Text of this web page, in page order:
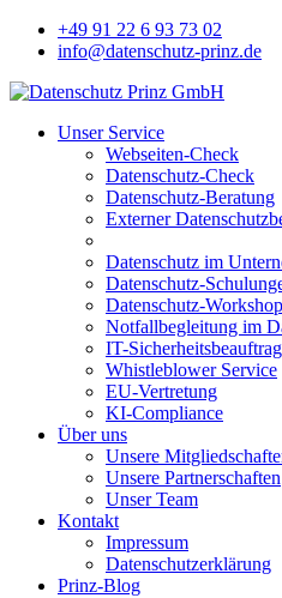
+49 91 22 6 93 73 02
info@datenschutz-prinz.de
Unser Service
Webseiten-Check
Datenschutz-Check
Datenschutz-Beratung
Externer
Datenschutz im
Datenschutz-
Datenschutz-
Notfallbegleitung im
IT-
Whistleblower Service
EU-Vertretung
KI-Compliance
Über uns
Unsere
Unsere Partnerschaften
Unser Team
Kontakt
Impressum
Datenschutzerklärung
Prinz-Blog